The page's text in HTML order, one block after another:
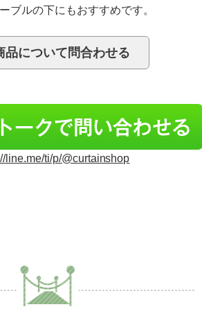
ブルの下にもおすすめです。
line.me/ti/p/@curtainshop